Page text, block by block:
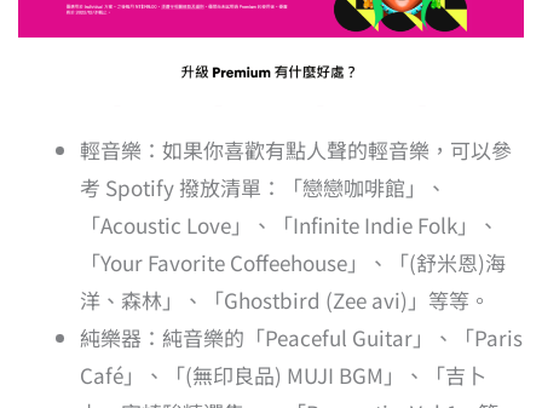
輕音樂：如果你喜歡有點人聲的輕音樂，可以參
考 Spotify 撥放清單：「戀戀咖啡館」、
「Acoustic Love」、「Infinite Indie Folk」、
「Your Favorite Coffeehouse」、「(舒米恩)海
洋、森林」、「Ghostbird (Zee avi)」等等。
純樂器：純音樂的「Peaceful Guitar」、「Paris
Café」、「(無印良品) MUJI BGM」、「吉卜